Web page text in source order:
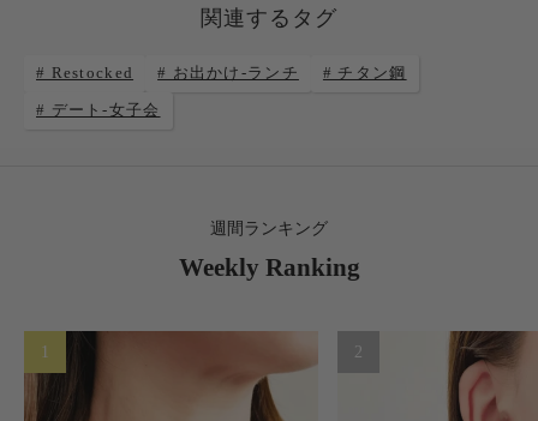
関連するタグ
# Restocked # お出かけ-ランチ # チタン鋼
# デート-女子会
週間ランキング
Weekly Ranking